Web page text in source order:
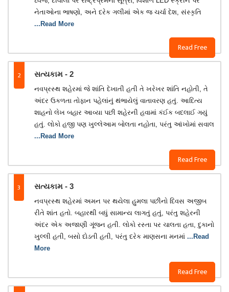
Read Free
નેતાઓના ભાષણો, અને દરેક ગલીમાં એક જ ચર્ચા દેશ, સંસ્કૃતિ
...Read More
2 સત્યકામ - 2
Read Free
નવપ્રસ્થ શહેરમાં જે શાંતિ દેખાતી હતી તે ખરેખર શાંતિ નહોતી, તે
અંદર ઉકળતા તોફાન પહેલાંનું થંભાયેલું વાતાવરણ હતું. આદિત્ય
શાહનો લેખ બહાર આવ્યા પછી શહેરની હવામાં કંઈક બદલાઈ ગયું
હતું. લોકો હજી પણ ખુલ્લેઆમ બોલતા નહોતા, પરંતુ આંખોમાં સવાલ
...Read More
3 સત્યકામ - 3
Read Free
નવપ્રસ્થ શહેરમાં અમન પર થયેલા હુમલા પછીનો દિવસ અજીબ
રીતે શાંત હતો. બહારથી બધું સામાન્ય લાગતું હતું, પરંતુ શહેરની
અંદર એક અજાણી ગૂંજન હતી. લોકો રસ્તા પર ચાલતા હતા, દુકાનો
ખુલ્લી હતી, બસો દોડતી હતી, પરંતુ દરેક માણસના મનમાં ...Read
More